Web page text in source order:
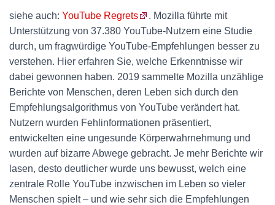
siehe auch: YouTube Regrets
. Mozilla führte mit
Unterstützung von 37.380 YouTube-Nutzern eine Studie
durch, um fragwürdige YouTube-Empfehlungen besser zu
verstehen. Hier erfahren Sie, welche Erkenntnisse wir
dabei gewonnen haben. 2019 sammelte Mozilla unzählige
Berichte von Menschen, deren Leben sich durch den
Empfehlungsalgorithmus von YouTube verändert hat.
Nutzern wurden Fehlinformationen präsentiert,
entwickelten eine ungesunde Körperwahrnehmung und
wurden auf bizarre Abwege gebracht. Je mehr Berichte wir
lasen, desto deutlicher wurde uns bewusst, welch eine
zentrale Rolle YouTube inzwischen im Leben so vieler
Menschen spielt – und wie sehr sich die Empfehlungen